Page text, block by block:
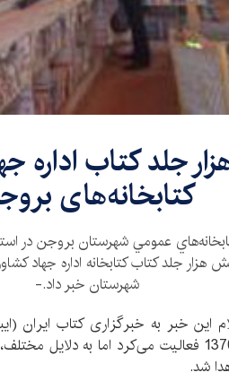
6 هزار جلد کتاب
کتابخانه‌های
عمومي شهرستان بروجن در
هزار جلد کتاب کتابخانه اداره جهاد
شهرستان خبر داد.-
این خبر به خبرگزاری کتاب ایران
کشاورزی از سال 1370 فعالیت می‌کرد اما به
شد.